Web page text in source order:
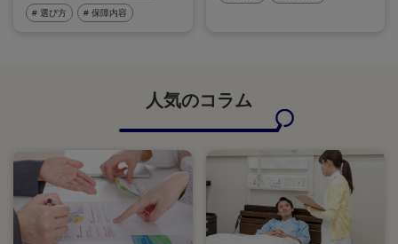
# 選び方 # 保障内容
人気のコラム